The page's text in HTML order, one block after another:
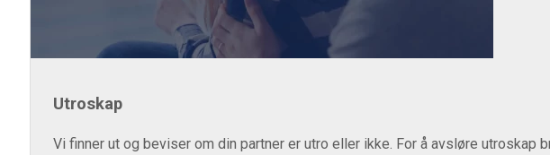
Utroskap
Vi finner ut og beviser om din partner er utro eller ikke. For å avsløre